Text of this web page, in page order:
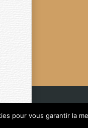
pour vous garantir la